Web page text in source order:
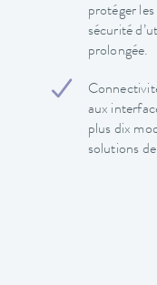
protéger
sécurité
prolongée.
aux
plus dix
solutions